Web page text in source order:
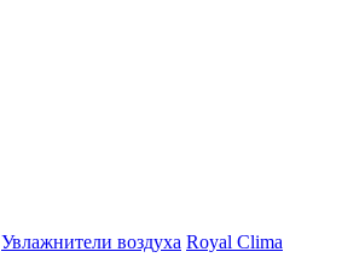
Увлажнители воздуха Royal Clima